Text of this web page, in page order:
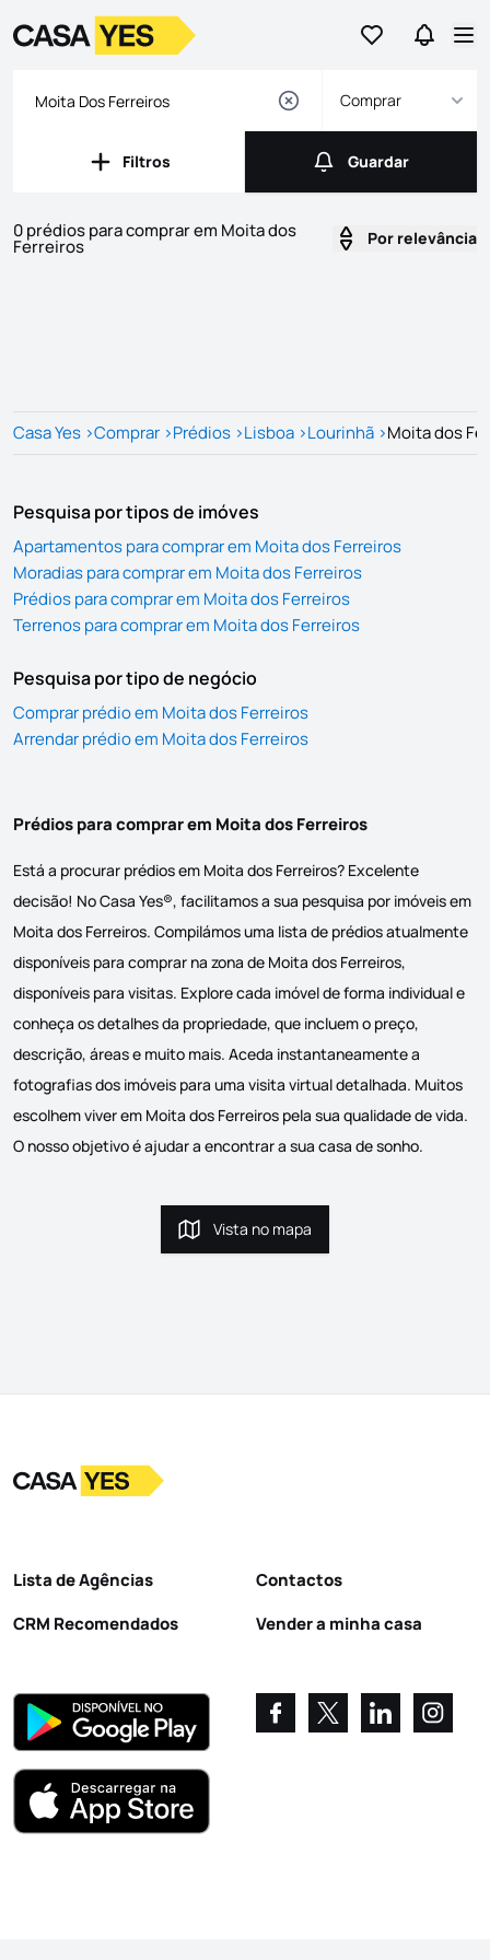
Ir para osIr para
LogoIr para a homepage
Comprar
Filtros
Filtros Guardar
Guardar
0 prédios para comprar em Moita dos
Ferreiros Por relevância
Casa Yes >Comprar >Prédios >Lisboa >Lourinhã >Moita dos
Pesquisa por tipos de imóves
Apartamentos para comprar em Moita dos Ferreiros
Moradias para comprar em Moita dos Ferreiros
Prédios para comprar em Moita dos Ferreiros
Terrenos para comprar em Moita dos Ferreiros
Pesquisa por tipo de negócio
Comprar prédio em Moita dos Ferreiros
Arrendar prédio em Moita dos Ferreiros
Prédios para comprar em Moita dos Ferreiros
Está a procurar prédios em Moita dos Ferreiros? Excelente
decisão! No Casa Yes®, facilitamos a sua pesquisa por imóveis em
Moita dos Ferreiros. Compilámos uma lista de prédios atualmente
disponíveis para comprar na zona de Moita dos Ferreiros,
disponíveis para visitas. Explore cada imóvel de forma individual e
conheça os detalhes da propriedade, que incluem o preço,
descrição, áreas e muito mais. Aceda instantaneamente a
fotografias dos imóveis para uma visita virtual detalhada. Muitos
escolhem viver em Moita dos Ferreiros pela sua qualidade de vida.
O nosso objetivo é ajudar a encontrar a sua casa de sonho.
Vista no mapa
Vista no mapa
LogoIr para a homepage
Lista de Agências
CRM Recomendados
Contactos
Vender a minha casa